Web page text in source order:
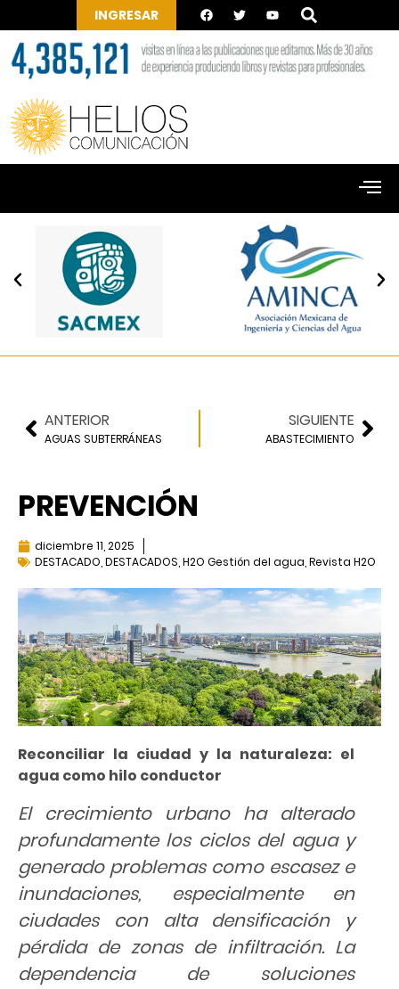
INGRESAR
ANTERIOR
AGUAS SUBTERRÁNEAS
SIGUIENTE
ABASTECIMIENTO
PREVENCIÓN
diciembre 11, 2025
DESTACADO DESTACADOS H2O Gestión del agua Revista H2O
Reconciliar la ciudad y la naturaleza: el
agua como hilo conductor
El crecimiento urbano ha alterado
profundamente los ciclos del agua y
generado problemas como escasez e
inundaciones, especialmente en
ciudades con alta densificación y
pérdida de zonas de infiltración. La
dependencia de soluciones